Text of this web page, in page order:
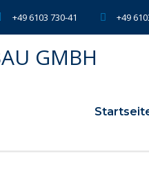
+49 6103 730-41 +49